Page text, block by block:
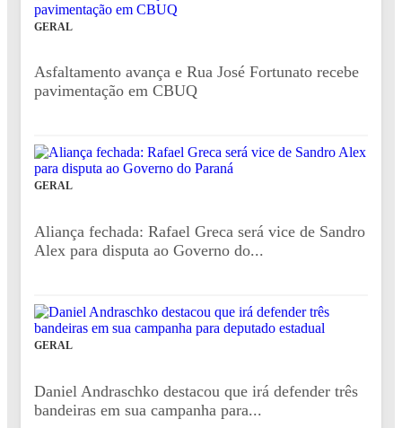
GERAL
Asfaltamento avança e Rua José Fortunato recebe
pavimentação em CBUQ
GERAL
Aliança fechada: Rafael Greca será vice de Sandro
Alex para disputa ao Governo do...
GERAL
Daniel Andraschko destacou que irá defender três
bandeiras em sua campanha para...